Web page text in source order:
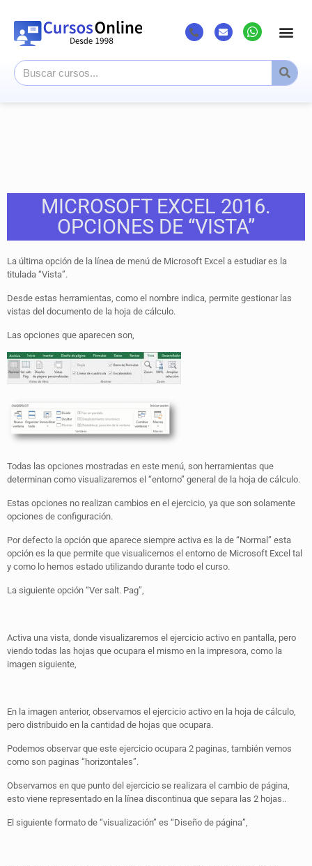
MICROSOFT EXCEL 2016.
OPCIONES DE “VISTA”
La última opción de la línea de menú de Microsoft Excel a estudiar es la
titulada “Vista”.
Desde estas herramientas, como el nombre indica, permite gestionar las
vistas del documento de la hoja de cálculo.
Las opciones que aparecen son,
Todas las opciones mostradas en este menú, son herramientas que
determinan como visualizaremos el “entorno” general de la hoja de cálculo.
Estas opciones no realizan cambios en el ejercicio, ya que son solamente
opciones de configuración.
Por defecto la opción que aparece siempre activa es la de “Normal” esta
opción es la que permite que visualicemos el entorno de Microsoft Excel tal
y como lo hemos estado utilizando durante todo el curso.
La siguiente opción “Ver salt. Pag”,
Activa una vista, donde visualizaremos el ejercicio activo en pantalla, pero
viendo todas las hojas que ocupara el mismo en la impresora, como la
imagen siguiente,
En la imagen anterior, observamos el ejercicio activo en la hoja de cálculo,
pero distribuido en la cantidad de hojas que ocupara.
Podemos observar que este ejercicio ocupara 2 paginas, también vemos
como son paginas “horizontales”.
Observamos en que punto del ejercicio se realizara el cambio de página,
esto viene representado en la línea discontinua que separa las 2 hojas..
El siguiente formato de “visualización” es “Diseño de página”,